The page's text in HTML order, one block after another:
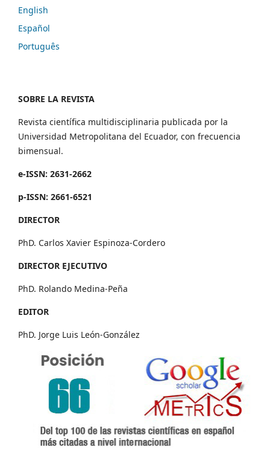
English
Español
Português
SOBRE LA REVISTA
Revista científica multidisciplinaria publicada por la
Universidad Metropolitana del Ecuador, con frecuencia
bimensual.
e-ISSN: 2631-2662
p-ISSN: 2661-6521
DIRECTOR
PhD. Carlos Xavier Espinoza-Cordero
DIRECTOR EJECUTIVO
PhD. Rolando Medina-Peña
EDITOR
PhD. Jorge Luis León-González